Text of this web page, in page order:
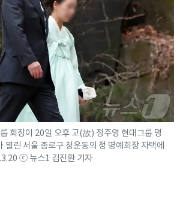
회장이 20일 오후 고(故) 정주영 현대그룹 명
열린 서울 종로구 청운동의 정 명예회장 자택에
ⓒ 뉴스1 김진환 기자